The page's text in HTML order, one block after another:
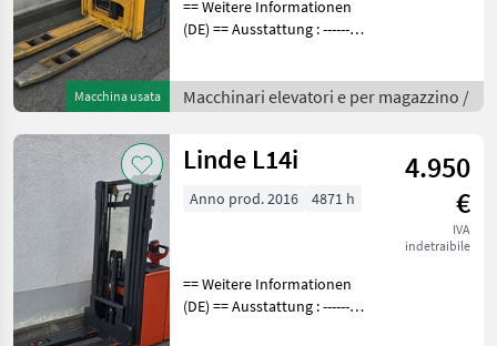
Macchina usata
== Weitere Informationen
(DE) == Ausstattung : ----------
sich generell um
abgelesene Stunden. Gerne
Macchinari elevatori e per magazzino /
Linde L14i
4.950
€
IVA
indetraibile
Anno prod. 2016 4871 h
== Weitere Informationen
(DE) == Ausstattung : ----------